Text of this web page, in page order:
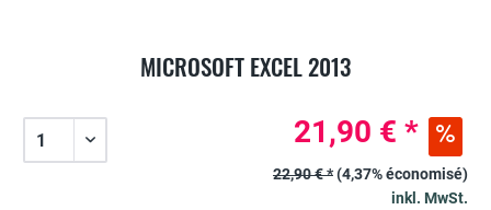
MICROSOFT EXCEL 2013
21,90 € *
22,90 € *(4,37% économisé)
inkl. MwSt.